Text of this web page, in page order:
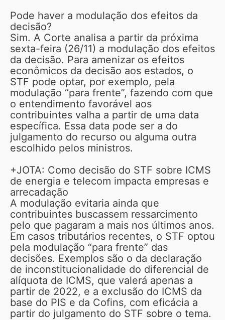
Pode haver a modulação dos efeitos da
decisão?
Sim. A Corte analisa a partir da próxima
sexta-feira (26/11) a modulação dos efeitos
da decisão. Para amenizar os efeitos
econômicos da decisão aos estados, o
STF pode optar, por exemplo, pela
modulação “para frente”, fazendo com que
o entendimento favorável aos
contribuintes valha a partir de uma data
específica. Essa data pode ser a do
julgamento do recurso ou alguma outra
escolhido pelos ministros.
+JOTA: Como decisão do STF sobre ICMS
de energia e telecom impacta empresas e
arrecadação
A modulação evitaria ainda que
contribuintes buscassem ressarcimento
pelo que pagaram a mais nos últimos anos.
Em casos tributários recentes, o STF optou
pela modulação “para frente” das
decisões. Exemplos são o da declaração
de inconstitucionalidade do diferencial de
alíquota de ICMS, que valerá apenas a
partir de 2022, e a exclusão do ICMS da
base do PIS e da Cofins, com eficácia a
partir do julgamento do STF sobre o tema.